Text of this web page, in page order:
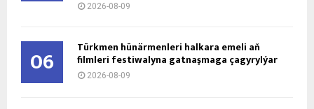
2026-08-09
06 Türkmen hünärmenleri halkara emeli aň
filmleri festiwalyna gatnaşmaga çagyrylýar
2026-08-09